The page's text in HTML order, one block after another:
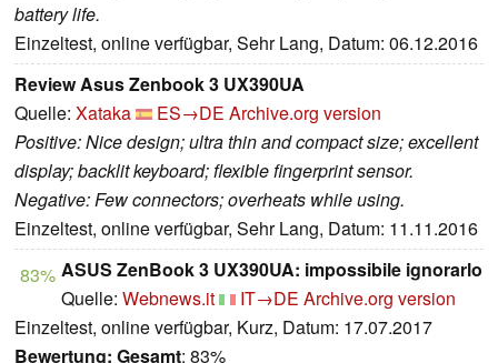
battery life.
Einzeltest, online verfügbar, Sehr Lang, Datum: 06.12.2016
Review Asus Zenbook 3 UX390UA
Quelle: Xataka ES→DE Archive.org version
Positive: Nice design; ultra thin and compact size; excellent
display; backlit keyboard; flexible fingerprint sensor.
Negative: Few connectors; overheats while using.
Einzeltest, online verfügbar, Sehr Lang, Datum: 11.11.2016
83% ASUS ZenBook 3 UX390UA: impossibile ignorarlo
Quelle: Webnews.it IT→DE Archive.org version
Einzeltest, online verfügbar, Kurz, Datum: 17.07.2017
Bewertung: Gesamt: 83%